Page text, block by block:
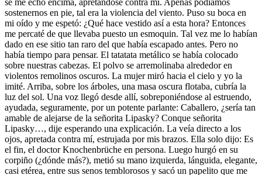
sostenernos en pie, tal era la violencia del viento. Puso su boca en
mi oído y me espetó: ¿Qué hace vestido así a esta hora? Entonces
me percaté de que llevaba puesto un esmoquin. Tal vez me lo habían
dado en ese sitio tan raro del que había escapado antes. Pero no
había tiempo para pensar. El tatatata metálico se había colocado
sobre nuestras cabezas. El polvo se arremolinaba alrededor en
violentos remolinos oscuros. La mujer miró hacia el cielo y yo la
imité. Arriba, sobre los árboles, una masa oscura flotaba, cubría la
luz del sol. Una voz llegó desde allí, sobreponiéndose al estruendo,
ayudada, seguramente, por un potente parlante: Caballero, ¿sería tan
amable de alejarse de la señorita Lipasky? Conque señorita
Lipasky…, dije esperando una explicación. La veía directo a los
ojos, apretada contra mí, estrujada por mis brazos. Ella solo dijo: Es
el fin, el doctor Knochenbrüche en persona. Luego hurgó en su
corpiño (¿dónde más?), metió su mano izquierda, lánguida, elegante,
casi etérea, entre sus senos temblorosos y sacó un papelito que me